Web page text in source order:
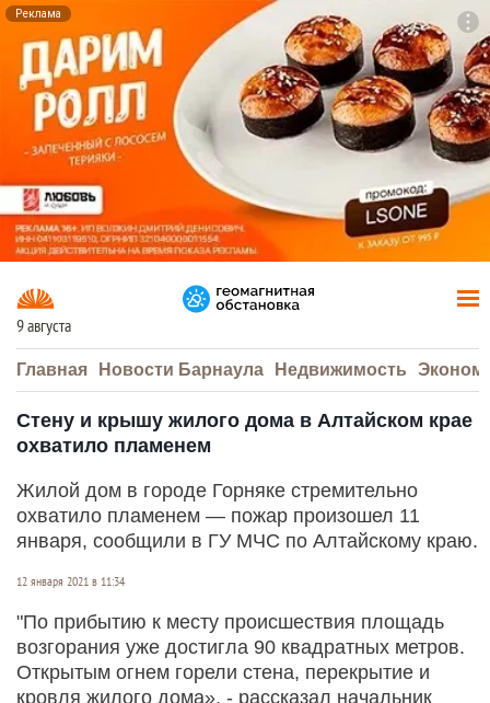
Реклама
9 августа
Главная Новости Барнаула Недвижимость
Стену и крышу жилого дома в Алтайском крае
охватило пламенем
Жилой дом в городе Горняке стремительно
охватило пламенем — пожар произошел 11
января, сообщили в ГУ МЧС по Алтайскому краю.
12 января 2021 в 11:34
"По прибытию к месту происшествия площадь
возгорания уже достигла 90 квадратных метров.
Открытым огнем горели стена, перекрытие и
кровля жилого дома», - рассказал начальник